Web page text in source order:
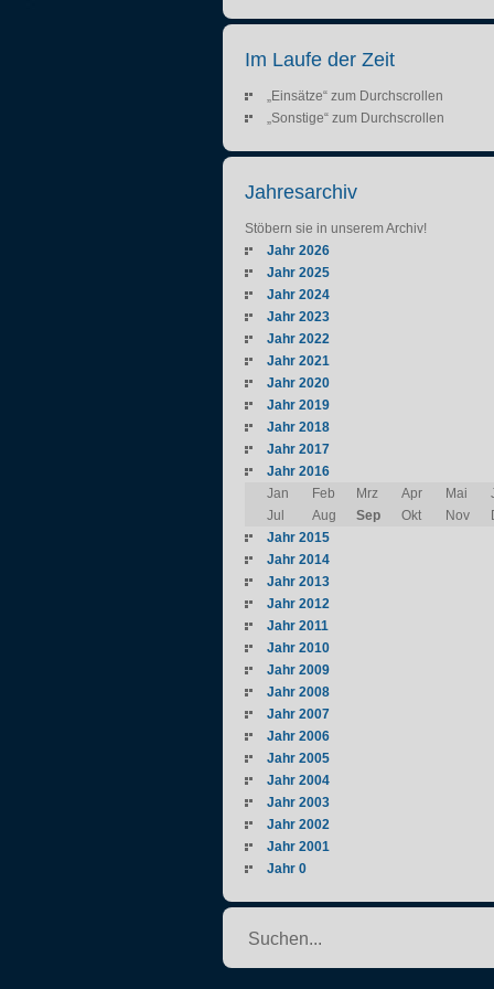
Im Laufe der Zeit
„Einsätze“ zum Durchscrollen
„Sonstige“ zum Durchscrollen
Jahresarchiv
Stöbern sie in unserem Archiv!
Jahr 2026
Jahr 2025
Jahr 2024
Jahr 2023
Jahr 2022
Jahr 2021
Jahr 2020
Jahr 2019
Jahr 2018
Jahr 2017
Jahr 2016
Jan
Feb Mrz Apr Mai
Jul
Aug Sep Okt Nov
Jahr 2015
Jahr 2014
Jahr 2013
Jahr 2012
Jahr 2011
Jahr 2010
Jahr 2009
Jahr 2008
Jahr 2007
Jahr 2006
Jahr 2005
Jahr 2004
Jahr 2003
Jahr 2002
Jahr 2001
Jahr 0